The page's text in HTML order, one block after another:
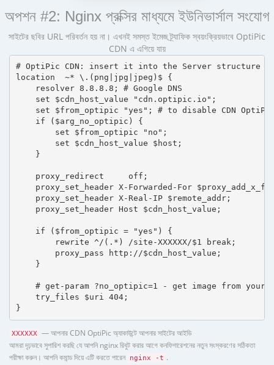
অপশন #2: Nginx প্রক্সির মাধ্যমে ইউনিভার্সাল সংযোগ
সাইটের ছবির URL পরিবর্তন হয় না। এখনই সমস্ত ইমেজ ট্র্যাফিক স্বয়ংক্রিয়ভাবে OptiPic
CDN এ এগিয়ে যায়
# OptiPic CDN: insert it into the Server structure
location  ~* \.(png|jpg|jpeg)$ {
    resolver 8.8.8.8; # Google DNS
    set $cdn_host_value "cdn.optipic.io";
set $from_optipic "yes"; # to disable CDN
    if ($arg_no_optipic) {
        set $from_optipic "no";
        set $cdn_host_value $host;
    }
    proxy_redirect     off;
proxy_set_header X-Forwarded-For
    proxy_set_header X-Real-IP $remote_addr;
    proxy_set_header Host $cdn_host_value;
    if ($from_optipic = "yes") {
        rewrite ^/(.*) /site-XXXXXX/$1 break;
        proxy_pass http://$cdn_host_value;
    }
# get-param ?no_optipic=1 - get image from your
    try_files $uri 404;
}
XXXXXX
— আপনার CDN OptiPic অ্যাকাউন্টে আপনার সাইটের আইডি
আমরা দৃঢ়ভাবে সুপারিশ করছি যে আপনি nginx রিবুট করার আগে কনফিগারেশনের নতুন সংস্করণের সঠিকতা
পরীক্ষা করুন। আপনি কমান্ড দিয়ে এটি করতে পারেন nginx -t .